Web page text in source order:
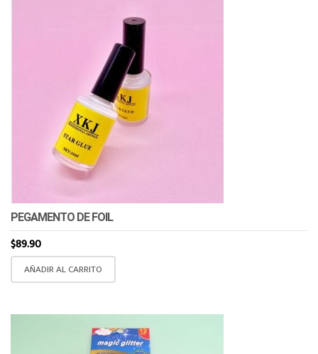
PEGAMENTO DE FOIL
$89.90
AÑADIR AL CARRITO